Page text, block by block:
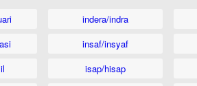
indera/indra
insaf/insyaf
isap/hisap